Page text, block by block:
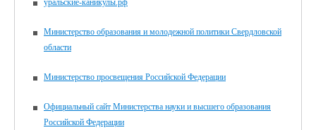
уральские-каникулы.рф
Министерство образования и молодежной политики Свердловской
области
Министерство просвещения Российской Федерации
Официальный сайт Министерства науки и высшего образования
Российской Федерации